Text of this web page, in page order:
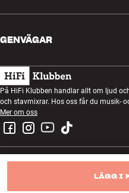
LÄGG I
Retur och reklamation
Ångra beställning
Köpvillkor
Integritetspolicy
Kundklubb
Lyssnarkväll
Tävlingar
Jobb i HiFi Klubben
GENVÄGAR
Presentkort
Bygg med ljud
Montering och installation
Retur av elavfall
På HiFi Klubben handlar allt om ljud
och stavmixrar. Hos oss får du musik-
Mer om oss